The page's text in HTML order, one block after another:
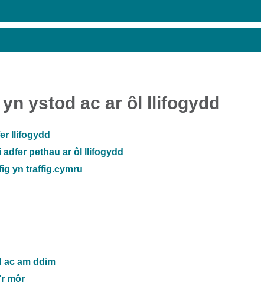
ystod ac ar ôl llifogydd
llifogydd
pethau ar ôl llifogydd
yn traffig.cymru
am ddim
môr